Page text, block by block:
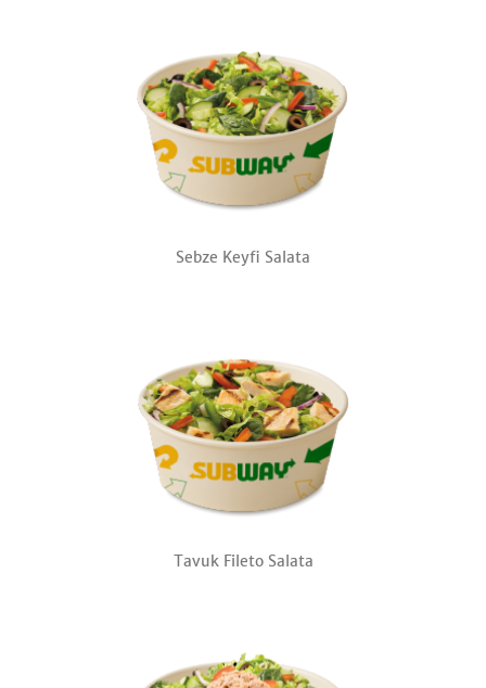
Sebze Keyfi Salata
Tavuk Fileto Salata